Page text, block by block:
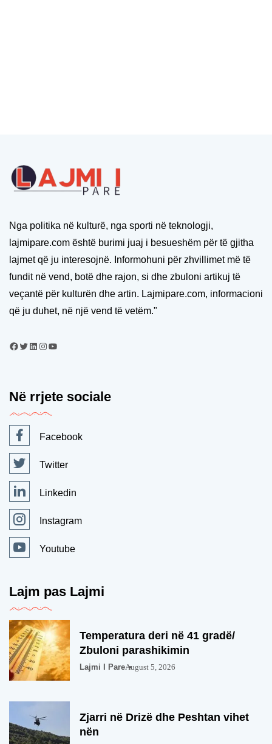
Nga politika në kulturë, nga sporti në teknologji,
lajmipare.com është burimi juaj i besueshëm për të gjitha
lajmet që ju interesojnë. Informohuni për zhvillimet më të
fundit në vend, botë dhe rajon, si dhe zbuloni artikuj të
veçantë për kulturën dhe artin. Lajmipare.com, informacioni
që ju duhet, në një vend të vetëm."
Në rrjete sociale
Facebook
Twitter
Linkedin
Instagram
Youtube
Lajm pas Lajmi
Temperatura deri në 41 gradë/
Zbuloni parashikimin
Lajmi I PareAugust 5, 2026
Zjarri në Drizë dhe Peshtan vihet
nën